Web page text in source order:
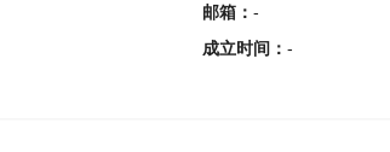
邮箱 ： -
成立时间 ： -